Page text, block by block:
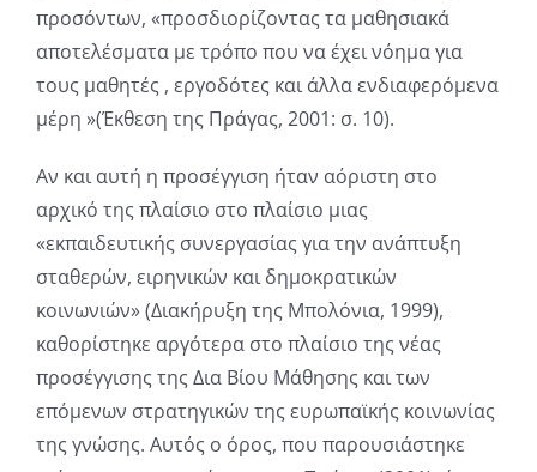
προσόντων, «προσδιορίζοντας τα μαθησιακά
αποτελέσματα με τρόπο που να έχει νόημα για
τους μαθητές , εργοδότες και άλλα ενδιαφερόμενα
μέρη »(Έκθεση της Πράγας, 2001: σ. 10).
Αν και αυτή η προσέγγιση ήταν αόριστη στο
αρχικό της πλαίσιο στο πλαίσιο μιας
«εκπαιδευτικής συνεργασίας για την ανάπτυξη
σταθερών, ειρηνικών και δημοκρατικών
κοινωνιών» (Διακήρυξη της Μπολόνια, 1999),
καθορίστηκε αργότερα στο πλαίσιο της νέας
προσέγγισης της Δια Βίου Μάθησης και των
επόμενων στρατηγικών της ευρωπαϊκής κοινωνίας
της γνώσης. Αυτός ο όρος, που παρουσιάστηκε